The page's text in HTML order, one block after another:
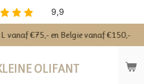
OLIFANT
vanaf €75,- en Belgie vanaf €150,-